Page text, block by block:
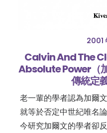
2001
Calvin And The
Absolute Power（
傳統定
老一輩的學者認為加爾
就等於否定中世紀唯名
今研究加爾文的學者卻